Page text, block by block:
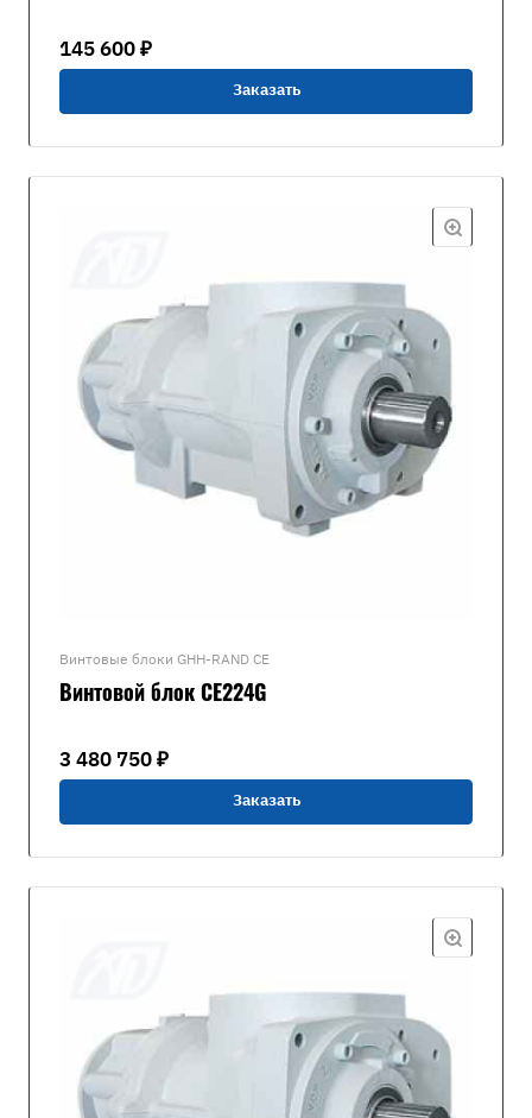
145 600 ₽
Заказать
Винтовые блоки GHH-RAND CE
Винтовой блок CE224G
3 480 750 ₽
Заказать